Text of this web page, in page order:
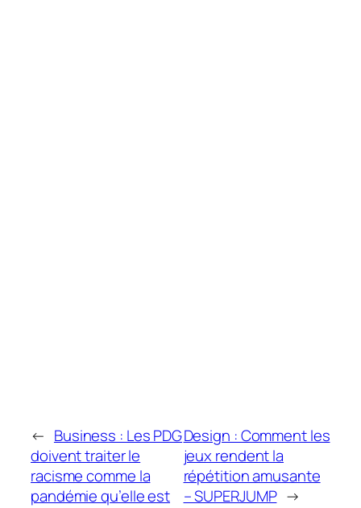
← Business : Les PDG
doivent traiter le
racisme comme la
pandémie qu’elle est
Design : Comment les
jeux rendent la
répétition amusante
– SUPERJUMP →